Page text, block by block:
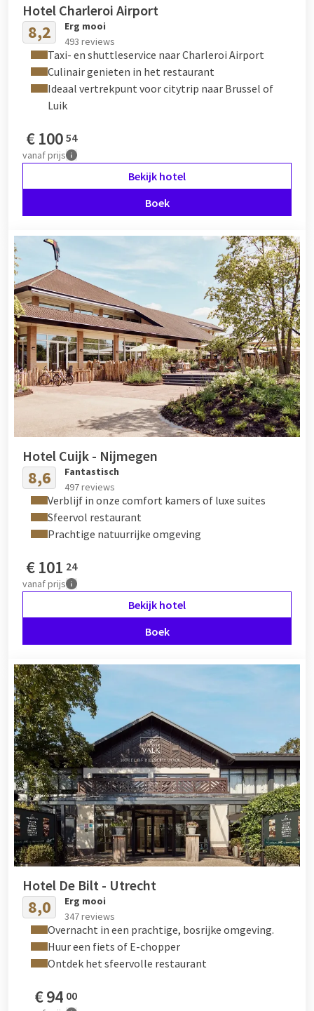
Hotel Charleroi Airport
8,2
Erg mooi
493 reviews
Taxi- en shuttleservice naar Charleroi Airport
Culinair genieten in het restaurant
Ideaal vertrekpunt voor citytrip naar Brussel of
Luik
€100 54
vanafprijs
Bekijk hotel
Boek
Hotel Cuijk - Nijmegen
8,6
Fantastisch
497 reviews
Verblijf in onze comfort kamers of luxe suites
Sfeervol restaurant
Prachtige natuurrijke omgeving
€101 24
vanafprijs
Bekijk hotel
Boek
Hotel De Bilt - Utrecht
8,0
Erg mooi
347 reviews
Overnacht in een prachtige, bosrijke omgeving.
Huur een fiets of E-chopper
Ontdek het sfeervolle restaurant
€94 00